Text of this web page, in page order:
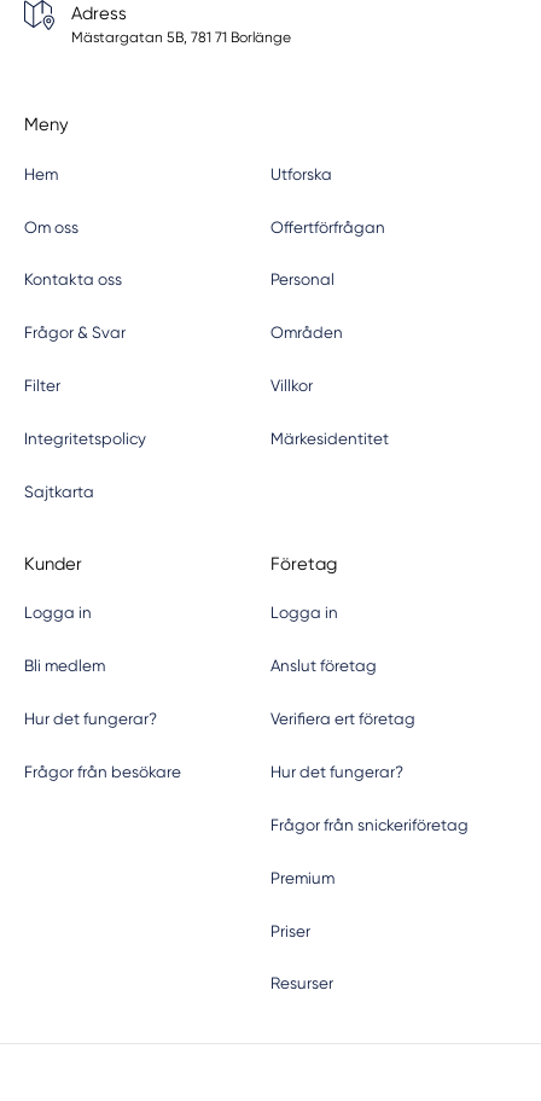
Adress
Mästargatan 5B, 781 71 Borlänge
Meny
Hem Utforska
Om oss Offertförfrågan
Kontakta oss Personal
Frågor & Svar Områden
Filter Villkor
Integritetspolicy Märkesidentitet
Sajtkarta
Kunder
Logga in
Bli medlem
Hur det fungerar?
Frågor från besökare
Företag
Logga in
Anslut företag
Verifiera ert företag
Hur det fungerar?
Frågor från snickeriföretag
Premium
Priser
Resurser